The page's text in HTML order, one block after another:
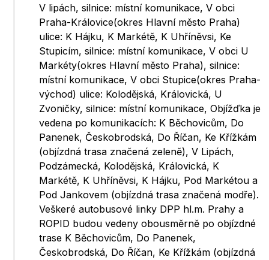
V lipách, silnice: místní komunikace, V obci
Praha-Královice(okres Hlavní město Praha)
ulice: K Hájku, K Markétě, K Uhříněvsi, Ke
Stupicím, silnice: místní komunikace, V obci U
Markéty(okres Hlavní město Praha), silnice:
místní komunikace, V obci Stupice(okres Praha-
východ) ulice: Kolodějská, Královická, U
Zvoničky, silnice: místní komunikace, Objížďka je
vedena po komunikacích: K Běchovicům, Do
Panenek, Českobrodská, Do Říčan, Ke Křížkám
(objízdná trasa značená zeleně), V Lipách,
Podzámecká, Kolodějská, Královická, K
Markétě, K Uhříněvsi, K Hájku, Pod Markétou a
Pod Jankovem (objízdná trasa značená modře).
Veškeré autobusové linky DPP hl.m. Prahy a
ROPID budou vedeny obousměrně po objízdné
trase K Běchovicům, Do Panenek,
Českobrodská, Do Říčan, Ke Křížkám (objízdná